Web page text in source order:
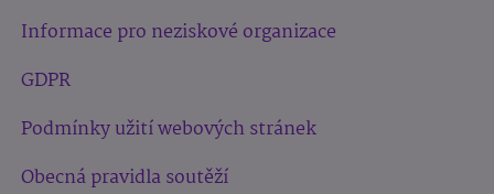
Informace pro neziskové organizace
GDPR
Podmínky užití webových stránek
Obecná pravidla soutěží